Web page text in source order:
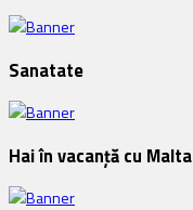
Sanatate
Hai în vacanță cu